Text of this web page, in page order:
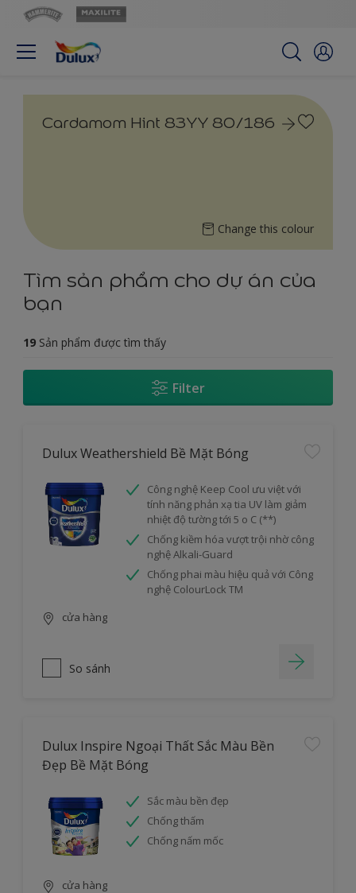
Cardamom Hint 83YY 80/186
Change this colour
Tìm sản phẩm cho dự án của
bạn
19 Sản phẩm được tìm thấy
Filter
Dulux Weathershield Bề Mặt Bóng
Công nghệ Keep Cool ưu việt với
tính năng phản xạ tia UV làm giảm
nhiệt độ tường tới 5 o C (**)
Chống kiềm hóa vượt trội nhờ công
nghệ Alkali-Guard
Chống phai màu hiệu quả với Công
nghệ ColourLock TM
cửa hàng
So sánh
Dulux Inspire Ngoại Thất Sắc Màu Bền
Đẹp Bề Mặt Bóng
Sắc màu bền đẹp
Chống thấm
Chống nấm mốc
cửa hàng